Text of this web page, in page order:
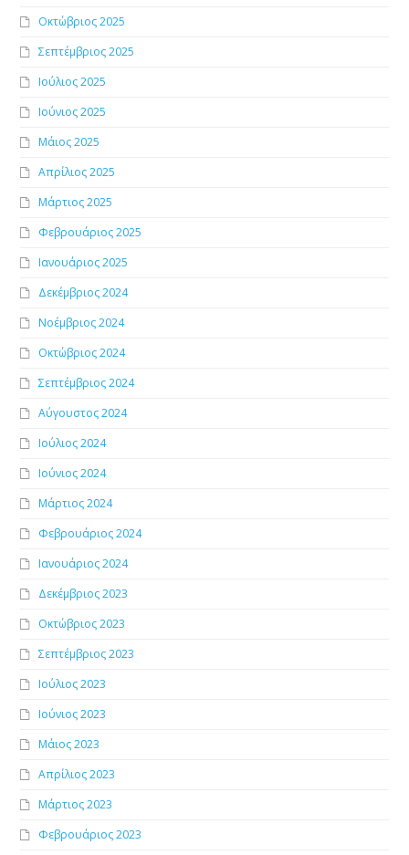
Οκτώβριος 2025
Σεπτέμβριος 2025
Ιούλιος 2025
Ιούνιος 2025
Μάιος 2025
Απρίλιος 2025
Μάρτιος 2025
Φεβρουάριος 2025
Ιανουάριος 2025
Δεκέμβριος 2024
Νοέμβριος 2024
Οκτώβριος 2024
Σεπτέμβριος 2024
Αύγουστος 2024
Ιούλιος 2024
Ιούνιος 2024
Μάρτιος 2024
Φεβρουάριος 2024
Ιανουάριος 2024
Δεκέμβριος 2023
Οκτώβριος 2023
Σεπτέμβριος 2023
Ιούλιος 2023
Ιούνιος 2023
Μάιος 2023
Απρίλιος 2023
Μάρτιος 2023
Φεβρουάριος 2023